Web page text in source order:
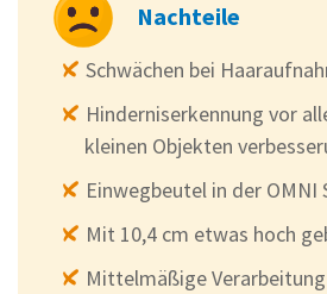
Nachteile
Schwächen bei
Hinderniserkennung vor
kleinen Objekten
Einwegbeutel in der OMNI
Mit 10,4 cm etwas hoch
Mittelmäßige Verarbeitung